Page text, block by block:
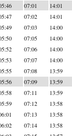
07:01 14:01
07:02 14:01
07:03 14:00
07:05 14:00
07:06 14:00
07:07 14:00
07:08 13:59
07:09 13:59
07:11 13:59
07:12 13:58
07:13 13:58
07:14 13:58